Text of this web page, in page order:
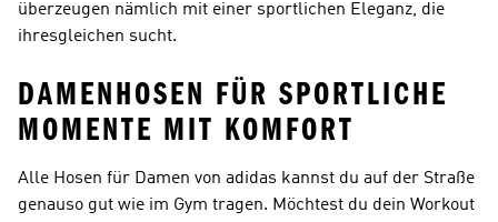
überzeugen nämlich mit einer sportlichen Eleganz, die
ihresgleichen sucht.
DAMENHOSEN FÜR SPORTLICHE
MOMENTE MIT KOMFORT
Alle Hosen für Damen von adidas kannst du auf der Straße
genauso gut wie im Gym tragen. Möchtest du dein Workout